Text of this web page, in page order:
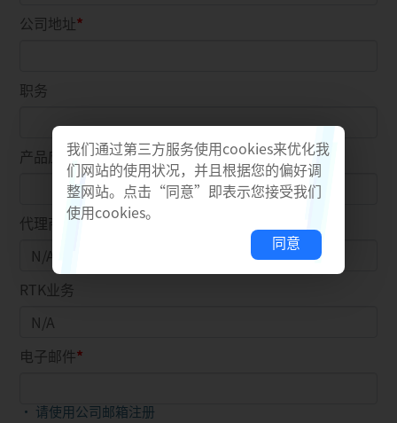
公司地址
职务
产品应用
代理商
RTK业务
电子邮件
• 请使用公司邮箱注册
我们通过第三方服务使用cookies来优化我
们网站的使用状况，并且根据您的偏好调
整网站。点击“同意”即表示您接受我们
使用cookies。
同意